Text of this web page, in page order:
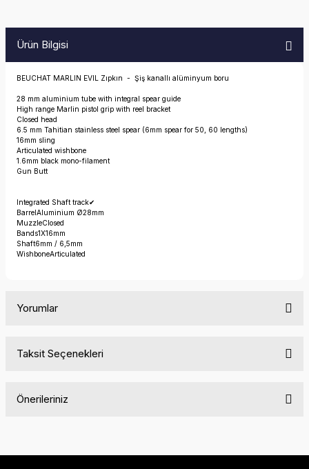
Ürün Bilgisi
BEUCHAT MARLIN EVIL Zıpkın - Şiş kanallı alüminyum boru
28 mm aluminium tube with integral spear guide
High range Marlin pistol grip with reel bracket
Closed head
6.5 mm Tahitian stainless steel spear (6mm spear for 50, 60 lengths)
16mm sling
Articulated wishbone
1.6mm black mono-filament
Gun Butt
Integrated Shaft track✔
BarrelAluminium Ø28mm
MuzzleClosed
Bands1X16mm
Shaft6mm / 6,5mm
WishboneArticulated
Yorumlar
Taksit Seçenekleri
Önerileriniz